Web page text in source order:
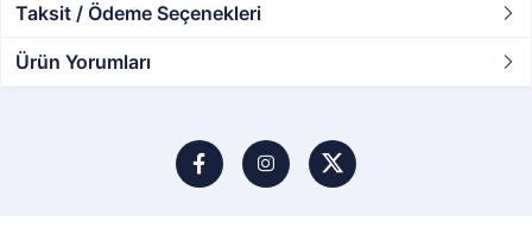
Taksit / Ödeme Seçenekleri
Ürün Yorumları